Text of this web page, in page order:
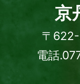
town
京
〒
電話